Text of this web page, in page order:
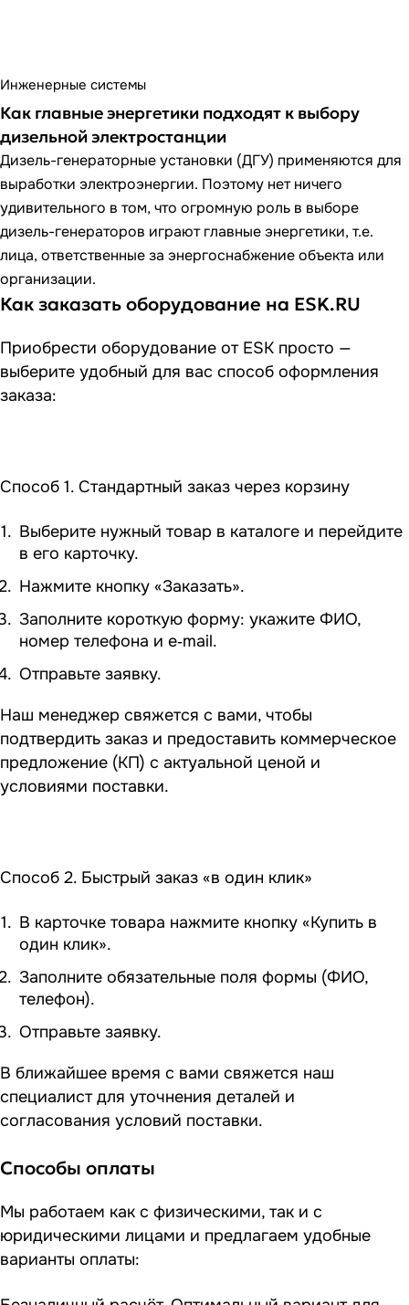
Инженерные системы
Как главные энергетики подходят к выбору
дизельной электростанции
Дизель-генераторные установки (ДГУ) применяются для
выработки электроэнергии. Поэтому нет ничего
удивительного в том, что огромную роль в выборе
дизель-генераторов играют главные энергетики, т.е.
лица, ответственные за энергоснабжение объекта или
организации.
Как заказать оборудование на ESK.RU
Приобрести оборудование от ESK просто —
выберите удобный для вас способ оформления
заказа:
Способ 1. Стандартный заказ через корзину
Выберите нужный товар в каталоге и перейдите
в его карточку.
Нажмите кнопку «Заказать».
Заполните короткую форму: укажите ФИО,
номер телефона и e‑mail.
Отправьте заявку.
Наш менеджер свяжется с вами, чтобы
подтвердить заказ и предоставить коммерческое
предложение (КП) с актуальной ценой и
условиями поставки.
Способ 2. Быстрый заказ «в один клик»
В карточке товара нажмите кнопку «Купить в
один клик».
Заполните обязательные поля формы (ФИО,
телефон).
Отправьте заявку.
В ближайшее время с вами свяжется наш
специалист для уточнения деталей и
согласования условий поставки.
Способы оплаты
Мы работаем как с физическими, так и с
юридическими лицами и предлагаем удобные
варианты оплаты: